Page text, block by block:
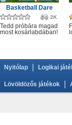
Basketball Dare
2K
Tedd próbára magad
most kosárlabdában!
Nyitólap Logikai
Lövöldözős játékok